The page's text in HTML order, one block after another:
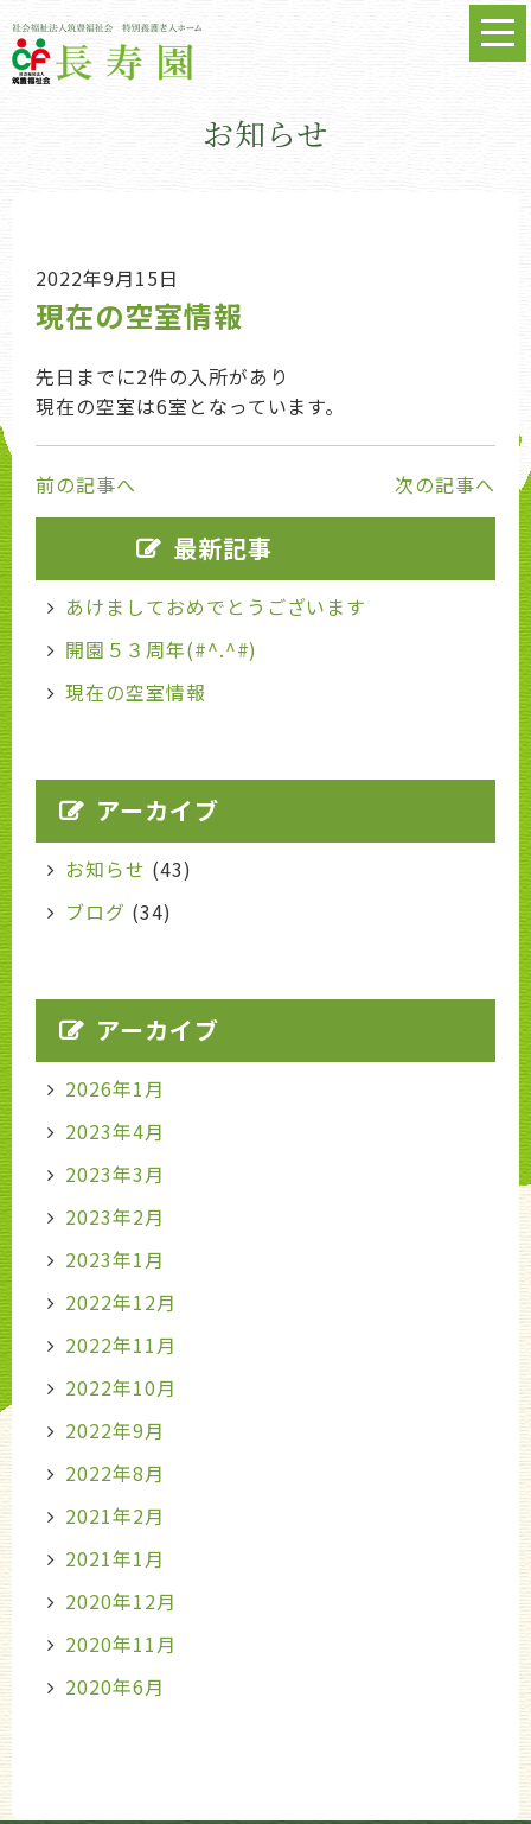
お知らせ
2022年9月15日
現在の空室情報
先日までに2件の入所があり
現在の空室は6室となっています。
前の記事へ 次の記事へ
最新記事
あけましておめでとうございます
開園５３周年(#^.^#)
現在の空室情報
アーカイブ
お知らせ (43)
ブログ (34)
アーカイブ
2026年1月
2023年4月
2023年3月
2023年2月
2023年1月
2022年12月
2022年11月
2022年10月
2022年9月
2022年8月
2021年2月
2021年1月
2020年12月
2020年11月
2020年6月